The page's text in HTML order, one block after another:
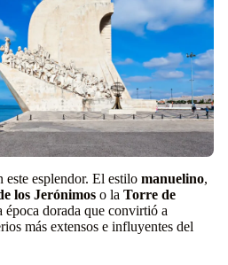
esplendor. El estilo manuelino,
los Jerónimos o la Torre de
época dorada que convirtió a
más extensos e influyentes del